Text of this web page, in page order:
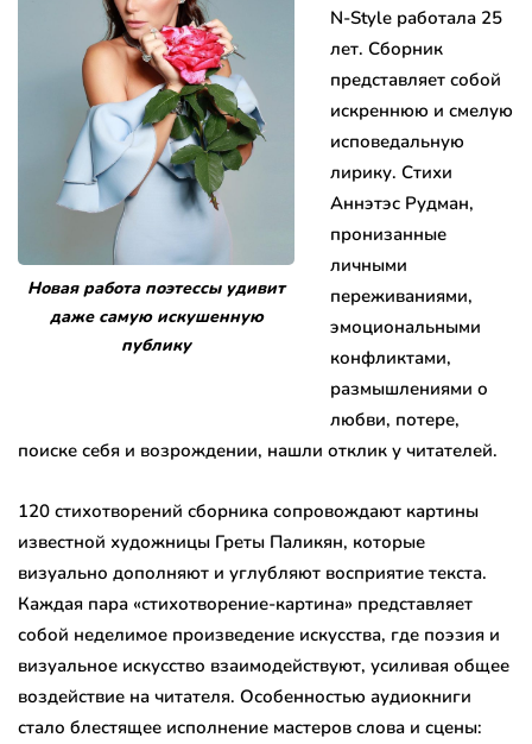
Новая работа поэтессы удивит
даже самую искушенную
публику
N-Style работала 25
лет. Сборник
представляет собой
искреннюю и смелую
исповедальную
лирику. Стихи
Аннэтэс Рудман,
пронизанные
личными
переживаниями,
эмоциональными
конфликтами,
размышлениями о
любви, потере,
поиске себя и возрождении, нашли отклик у читателей.
120 стихотворений сборника сопровождают картины
известной художницы Греты Паликян, которые
визуально дополняют и углубляют восприятие текста.
Каждая пара «стихотворение-картина» представляет
собой неделимое произведение искусства, где поэзия и
визуальное искусство взаимодействуют, усиливая общее
воздействие на читателя. Особенностью аудиокниги
стало блестящее исполнение мастеров слова и сцены: